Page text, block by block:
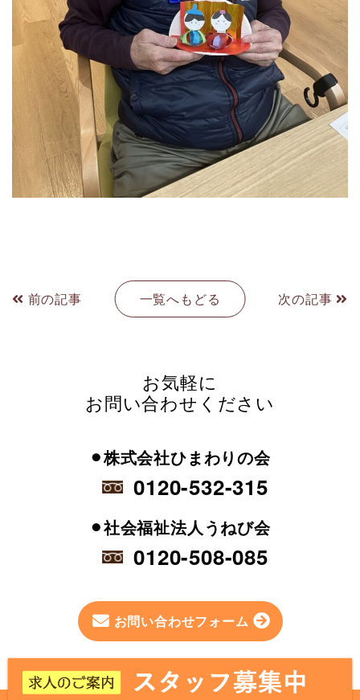
前の記事 一覧へもどる 次の記事
お気軽に
お問い合わせください
⚫︎株式会社ひまわりの会
0120-532-315
⚫︎社会福祉法人うねび会
0120-508-085
お問い合わせフォーム
Page Top